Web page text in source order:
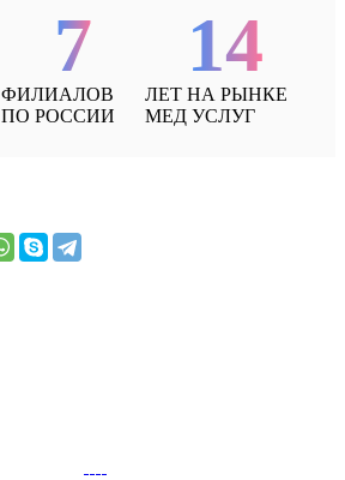
7
ФИЛИАЛОВ
ПО РОССИИ
14
ЛЕТ НА РЫНКЕ
МЕД УСЛУГ